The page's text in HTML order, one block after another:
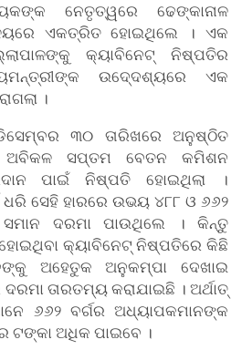
ନେତୃତ୍ୱରେ ଢେଙ୍କାନାଳ
ଏକତ୍ରିତ ହୋଇଥିଲେ । ଏକ
କ୍ୟାବିନେଟ୍ ନିଷ୍ପତିର
ଉଦେ୍ଦଶ୍ୟରେ ଏକ
।
୩୦ ତାରିଖରେ ଅନୁଷ୍ଠିତ
ଅବିକଳ ସପ୍ତମ ବେତନ କମିଶନ
ପାଇଁ ନିଷ୍ପତି ହୋଇଥିଲା ।
ସେହି ହାରରେ ଉଭୟ ୪୮୮ ଓ ୬୬୨
ସମାନ ଦରମା ପାଉଥିଲେ । କିନ୍ତୁ
କ୍ୟାବିନେଟ୍ ନିଷ୍ପତିରେ କିଛି
ଅହେତୁକ ଅନୁକମ୍ପା ଦେଖାଇ
ତାରତମ୍ୟ କରାଯାଇଛି । ଅର୍ଥାତ୍
୬୬୨ ବର୍ଗର ଅଧ୍ୟାପକମାନଙ୍କ
ଟଙ୍କା ଅଧିକ ପାଇବେ ।